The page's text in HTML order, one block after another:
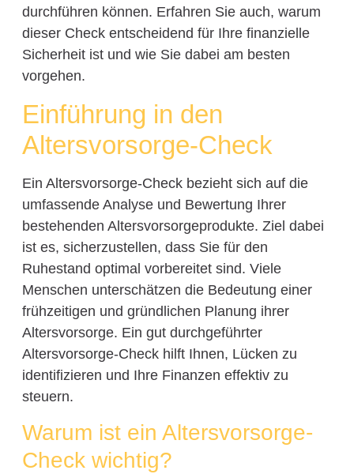
durchführen können. Erfahren Sie auch, warum
dieser Check entscheidend für Ihre finanzielle
Sicherheit ist und wie Sie dabei am besten
vorgehen.
Einführung in den
Altersvorsorge-Check
Ein Altersvorsorge-Check bezieht sich auf die
umfassende Analyse und Bewertung Ihrer
bestehenden Altersvorsorgeprodukte. Ziel dabei
ist es, sicherzustellen, dass Sie für den
Ruhestand optimal vorbereitet sind. Viele
Menschen unterschätzen die Bedeutung einer
frühzeitigen und gründlichen Planung ihrer
Altersvorsorge. Ein gut durchgeführter
Altersvorsorge-Check hilft Ihnen, Lücken zu
identifizieren und Ihre Finanzen effektiv zu
steuern.
Warum ist ein Altersvorsorge-
Check wichtig?